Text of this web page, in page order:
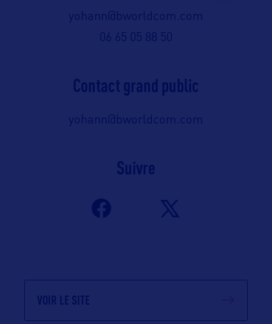
yohann@bworldcom.com
06 65 05 88 50
Contact grand public
yohann@bworldcom.com
Suivre
VOIR LE SITE